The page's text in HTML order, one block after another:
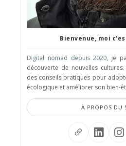
Bienvenue, moi
Digital nomad depuis 2020, je
découverte de nouvelles
des conseils pratiques pour
écologique et améliorer son bien-
À PROPOS DU